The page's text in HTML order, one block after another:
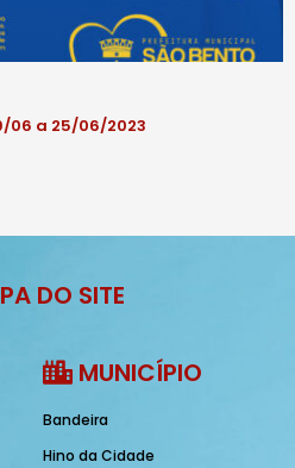
06 a 25/06/2023
DO SITE
MUNICÍPIO
Bandeira
Hino da Cidade